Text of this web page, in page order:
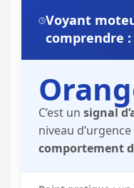
Voyant
comprendre
C’est un signal
niveau
comportement